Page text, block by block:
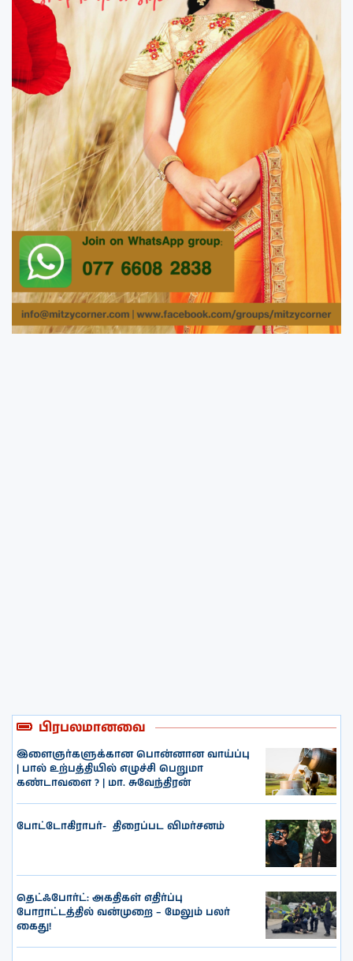
பிரபலமானவை
இளைஞர்களுக்கான பொன்னான வாய்ப்பு
| பால் உற்பத்தியில் எழுச்சி பெறுமா
கண்டாவளை ? | மா. சுவேந்திரன்
போட்டோகிராபர்- ‌ திரைப்பட விமர்சனம்
தெட்ஃபோர்ட்: அகதிகள் எதிர்ப்பு
போராட்டத்தில் வன்முறை – மேலும் பலர்
கைது!